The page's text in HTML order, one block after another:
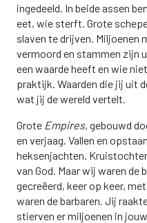
ingedeeld. In beide assen
eet, wie sterft. Grote
slaven te drijven. Miljoenen
vermoord en stammen zijn
een waarde heeft en wie
praktijk. Waarden die jij uit
wat jij de wereld vertelt.
Grote Empires,gebouwd
en verjaag. Vallen en
heksenjachten.
van God. Maar wij waren de
gecreëerd, keer op keer,
waren de barbaren. Jij
stierven er miljoenen in